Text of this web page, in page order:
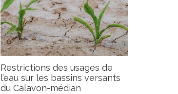
Restrictions des usages de
l’eau sur les bassins versants
du Calavon-médian